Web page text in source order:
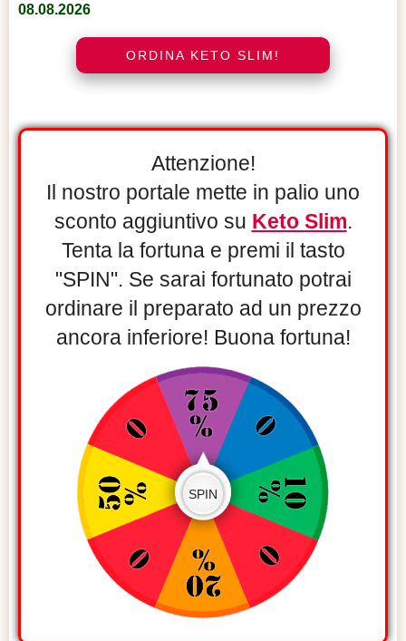
08.08.2026
ORDINA KETO SLIM!
Attenzione!
Il nostro portale mette in palio uno
sconto aggiuntivo su Keto Slim.
Tenta la fortuna e premi il tasto
"SPIN". Se sarai fortunato potrai
ordinare il preparato ad un prezzo
ancora inferiore! Buona fortuna!
SPIN